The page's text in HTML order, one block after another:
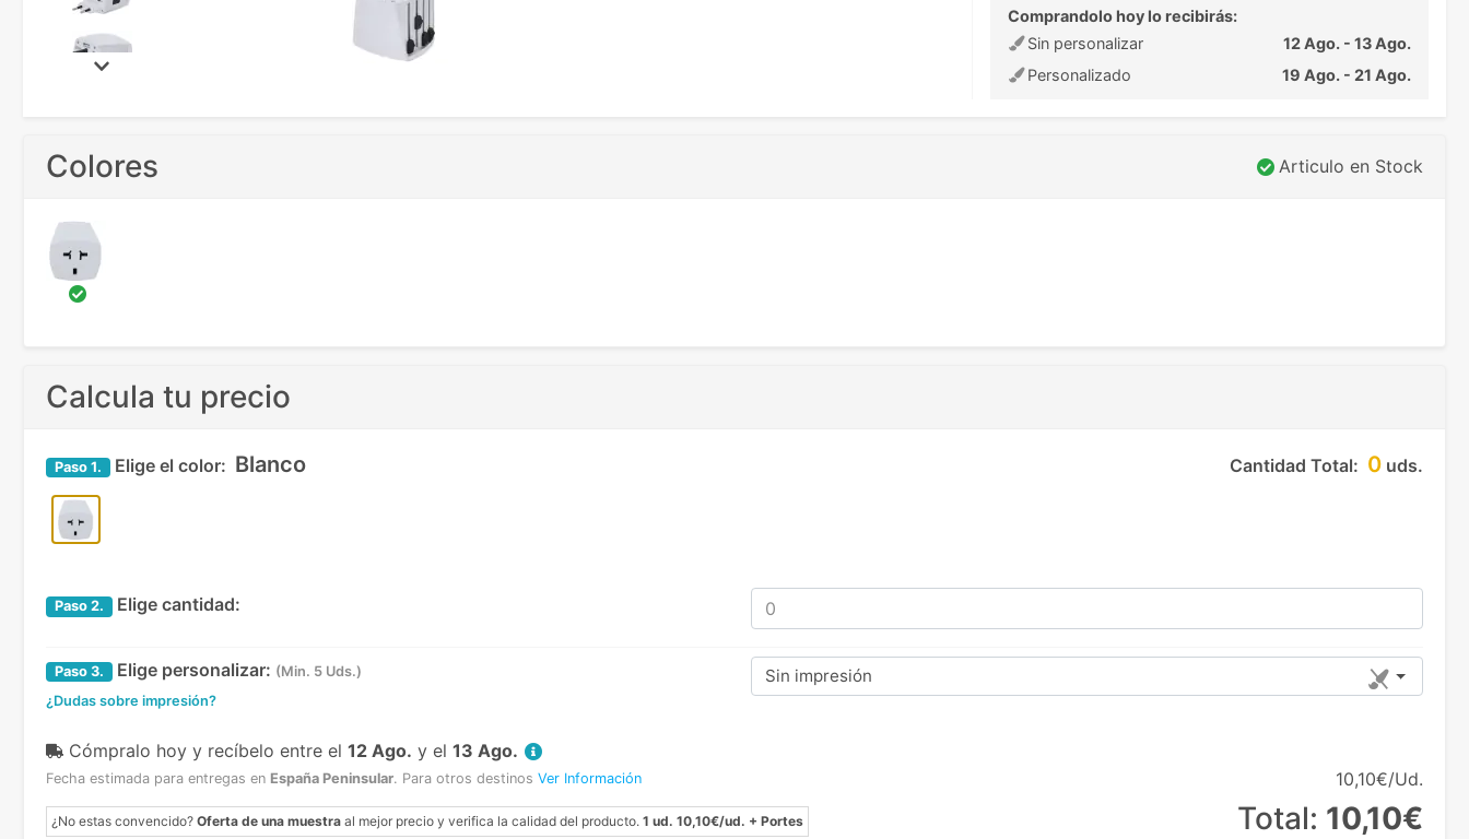
Comprandolo hoy lo recibirás:
Sin personalizar
12 Ago. - 13 Ago.
Personalizado
19 Ago. - 21 Ago.
Colores Articulo en Stock
Calcula tu precio
Cantidad Total: 0 uds.
Paso 1. Elige el color: Blanco
Paso 2. Elige cantidad:
Paso 3. Elige personalizar: (Min. 5 Uds.)
¿Dudas sobre impresión?
Sin impresión
Cómpralo hoy y recíbelo entre el 12 Ago. y el 13 Ago.
Fecha estimada para entregas en España Peninsular. Para otros destinos Ver Información
¿No estas convencido? Oferta de una muestra al mejor precio y verifica la calidad del producto. 1 ud. 10,10€/ud. + Portes
10,10€/Ud.
Total: 10,10€